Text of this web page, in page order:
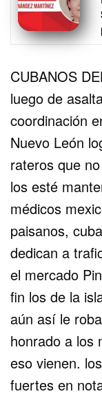
CUBANOS
luego de
coordinación
Nuevo León
rateros que
los esté
médicos
paisanos,
dedican a
el mercado
fin los de la
aún así le
honrado a los
eso vienen.
fuertes en